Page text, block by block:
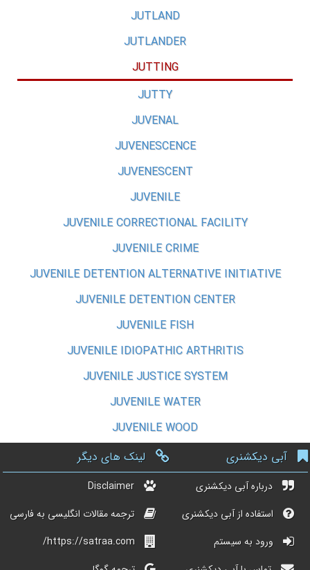
JUTLAND
JUTLANDER
JUTTING
JUTTY
JUVENAL
JUVENESCENCE
JUVENESCENT
JUVENILE
JUVENILE CORRECTIONAL FACILITY
JUVENILE CRIME
JUVENILE DETENTION ALTERNATIVE INITIATIVE
JUVENILE DETENTION CENTER
JUVENILE FISH
JUVENILE IDIOPATHIC ARTHRITIS
JUVENILE JUSTICE SYSTEM
JUVENILE WATER
JUVENILE WOOD
آبی دیکشنری
درباره آبی دیکشنری
استفاده از آبی دیکشنری
ورود به سیستم
لینک های دیگر
Disclaimer
ترجمه مقالات انگلیسی به فارسی
https://satraa.com/